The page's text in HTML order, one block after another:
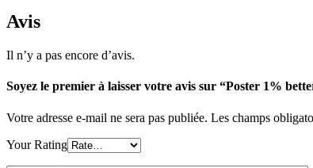
Avis
Il n’y a pas encore d’avis.
Soyez le premier à laisser votre avis sur “Poster 1%
Votre adresse e-mail ne sera pas publiée. Les champs
Your Rating